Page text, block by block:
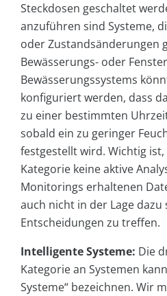
Steckdosen geschaltet
anzuführen sind Systeme,
oder Zustandsänderungen
Bewässerungs- oder
Bewässerungssystems
konfiguriert werden, dass
zu einer bestimmten
sobald ein zu geringer
festgestellt wird. Wichtig
Kategorie keine aktive
Monitorings erhaltenen
auch nicht in der Lage
Entscheidungen zu treffen.
Intelligente Systeme: Die
Kategorie an Systemen
Systeme“ bezeichnen. Wir